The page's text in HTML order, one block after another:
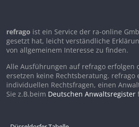
refrago ist ein Service der ra-online
gesetzt hat, leicht verständliche
von allgemeinem Interesse zu finden.
Alle Ausführungen auf refrago erfolgen
ersetzen keine Rechtsberatung. refrago
individuellen Rechtsfragen, einen
Sie z.B.beim Deutschen Anwaltsregister